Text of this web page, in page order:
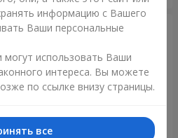
информацию с Вашего
Ваши персональные
использовать Ваши
интереса. Вы можете
по ссылке внизу страницы.
все